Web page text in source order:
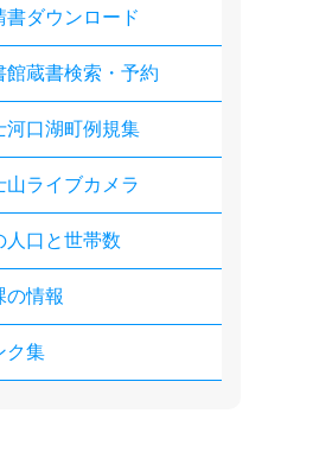
書ダウンロード
館蔵書検索・予約
河口湖町例規集
山ライブカメラ
人口と世帯数
の情報
ク集